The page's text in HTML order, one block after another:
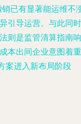
已有显著能运维不
引导运营。与此同时
则是监管清算指南响
本出间企业意图着重
案进入新布局阶段